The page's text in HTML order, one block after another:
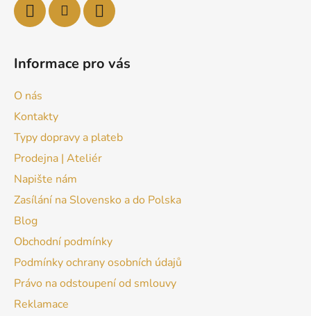
Informace pro vás
O nás
Kontakty
Typy dopravy a plateb
Prodejna | Ateliér
Napište nám
Zasílání na Slovensko a do Polska
Blog
Obchodní podmínky
Podmínky ochrany osobních údajů
Právo na odstoupení od smlouvy
Reklamace